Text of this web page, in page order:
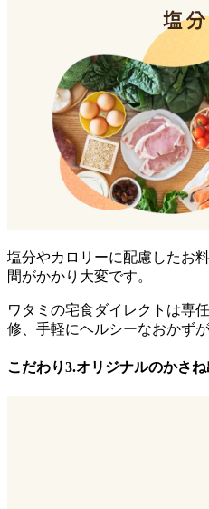
塩分やカロリーに配慮したお
間がかかり大変です。
ワタミの宅食ダイレクトは専
修、手軽にヘルシーなおかず
こだわり3.オリジナルのかさ